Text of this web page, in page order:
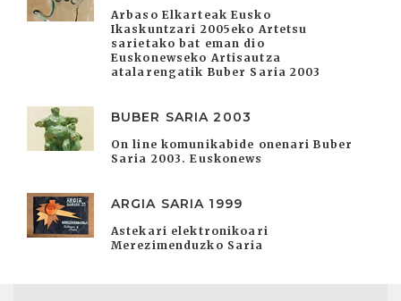
Arbaso Elkarteak Eusko
Ikaskuntzari 2005eko Artetsu
sarietako bat eman dio
Euskonewseko Artisautza
atalarengatik Buber Saria 2003
BUBER SARIA 2003
On line komunikabide onenari Buber
Saria 2003. Euskonews
ARGIA SARIA 1999
Astekari elektronikoari
Merezimenduzko Saria